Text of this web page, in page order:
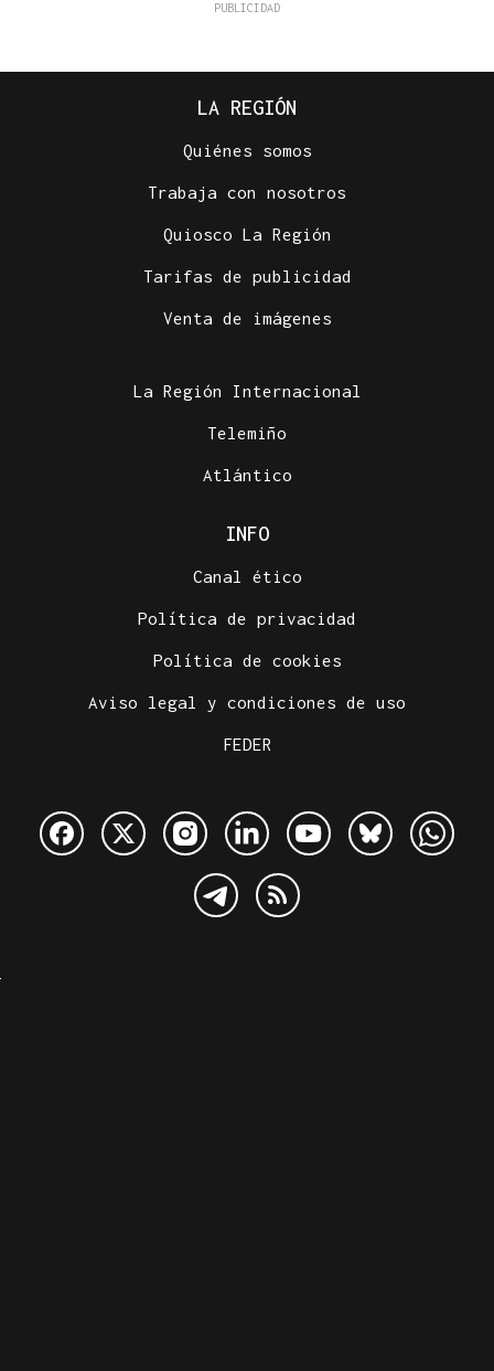
LA REGIÓN
Quiénes somos
Trabaja con nosotros
Quiosco La Región
Tarifas de publicidad
Venta de imágenes
La Región Internacional
Telemiño
Atlántico
INFO
Canal ético
Política de privacidad
Política de cookies
Aviso legal y condiciones de uso
FEDER